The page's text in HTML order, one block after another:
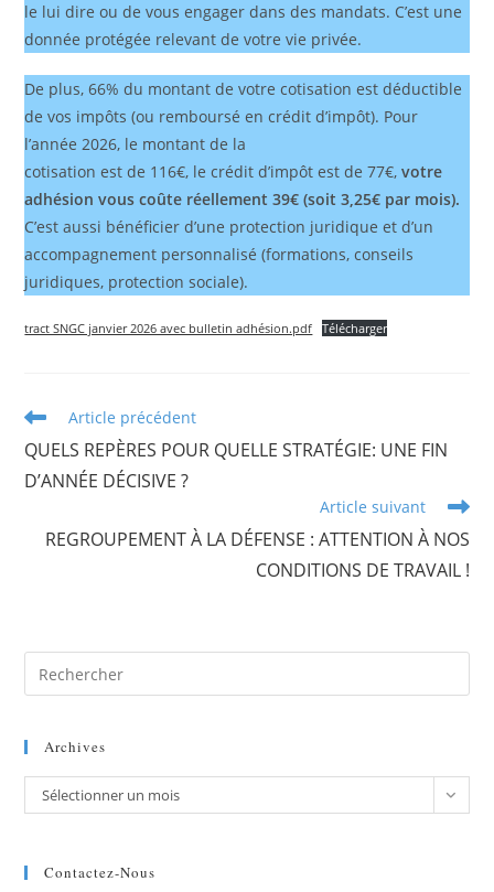
le lui dire ou de vous engager dans des mandats. C’est une
donnée protégée relevant de votre vie privée.
De plus, 66% du montant de votre cotisation est déductible
de vos impôts (ou remboursé en crédit d’impôt). Pour
l’année 2026, le montant de la
cotisation est de 116€, le crédit d’impôt est de 77€,votre
adhésion vous coûte réellement 39€ (soit 3,25€ par mois).
C’est aussi bénéficier d’une protection juridique et d’un
accompagnement personnalisé (formations, conseils
juridiques, protection sociale).
tract SNGC janvier 2026 avec bulletin adhésion.pdf Télécharger
Article précédent
QUELS REPÈRES POUR QUELLE STRATÉGIE: UNE FIN
D’ANNÉE DÉCISIVE ?
Article suivant
REGROUPEMENT À LA DÉFENSE : ATTENTION À NOS
CONDITIONS DE TRAVAIL !
Archives
Sélectionner un mois
Contactez-Nous